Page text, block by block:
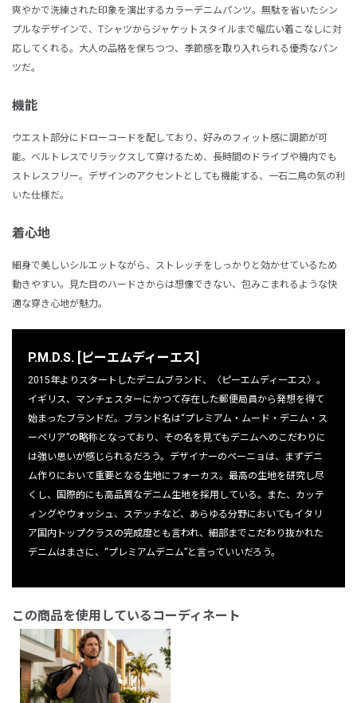
爽やかで洗練された印象を演出するカラーデニムパンツ。無駄を省いたシン
プルなデザインで、Tシャツからジャケットスタイルまで幅広い着こなしに対
応してくれる。大人の品格を保ちつつ、季節感を取り入れられる優秀なパン
ツだ。
機能
ウエスト部分にドローコードを配しており、好みのフィット感に調節が可
能。ベルトレスでリラックスして穿けるため、長時間のドライブや機内でも
ストレスフリー。デザインのアクセントとしても機能する、一石二鳥の気の利
いた仕様だ。
着心地
細身で美しいシルエットながら、ストレッチをしっかりと効かせているため
動きやすい。見た目のハードさからは想像できない、包みこまれるような快
適な穿き心地が魅力。
P.M.D.S. [ピーエムディーエス]
2015年よりスタートしたデニムブランド、〈ピーエムディーエス〉。
イギリス、マンチェスターにかつて存在した郵便局員から発想を得て
始まったブランドだ。ブランド名は“プレミアム・ムード・デニム・ス
ーペリア”の略称となっており、その名を見てもデニムへのこだわりに
は強い思いが感じられるだろう。デザイナーのペーニョは、まずデニ
ム作りにおいて重要となる生地にフォーカス。最高の生地を研究し尽
くし、国際的にも高品質なデニム生地を採用している。また、カッテ
ィングやウォッシュ、ステッチなど、あらゆる分野においてもイタリ
ア国内トップクラスの完成度とも言われ、細部までこだわり抜かれた
デニムはまさに、“プレミアムデニム”と言っていいだろう。
この商品を使用しているコーディネート